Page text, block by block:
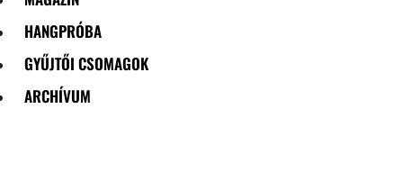
HANGPRÓBA
GYŰJTŐI CSOMAGOK
ARCHÍVUM